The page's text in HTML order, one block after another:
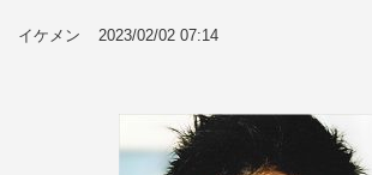
イケメン 2023/02/02 07:14